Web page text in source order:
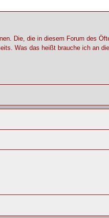
Die, die in diesem Forum des
Was das heißt brauche ich an